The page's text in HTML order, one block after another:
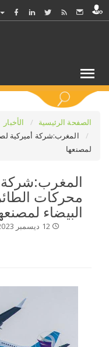
الصفحة الرئيسية
الأخبار
المغرب:شركة أميركية
لمصنعها
المغرب:شركة
محركات
البيضاء
12 ديسمبر 2023 /